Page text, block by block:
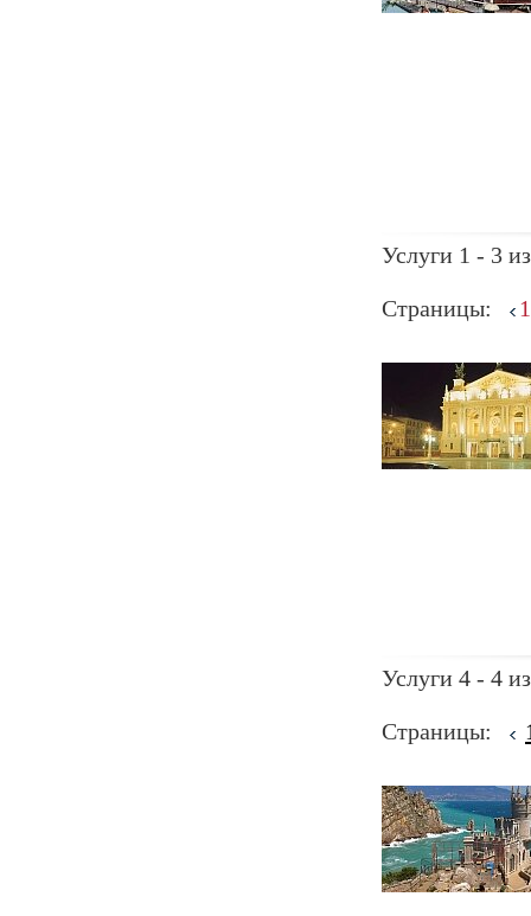
Услуги 1 - 3
Страницы: 1
Услуги 4 - 4
Страницы: